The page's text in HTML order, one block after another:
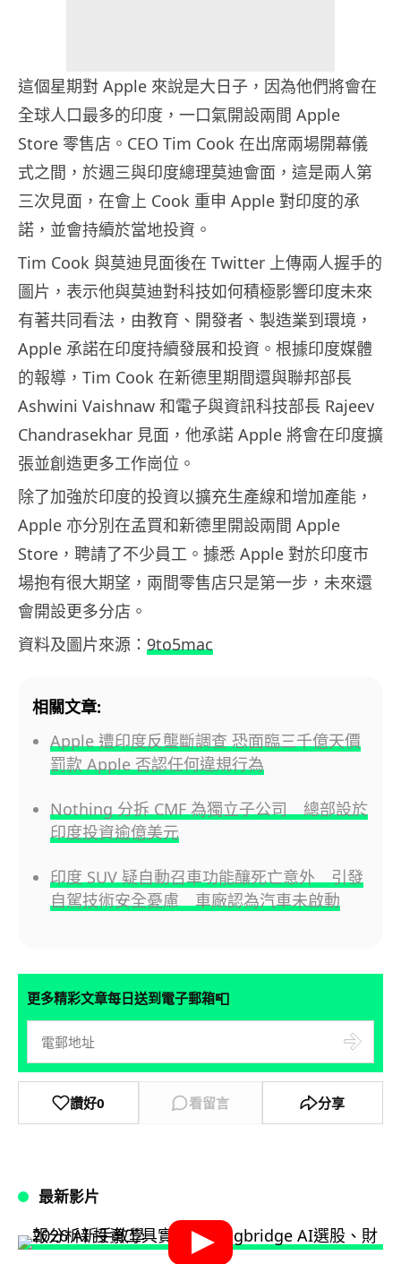
這個星期對 Apple 來說是大日子，因為他們將會在
全球人口最多的印度，一口氣開設兩間 Apple
Store 零售店。CEO Tim Cook 在出席兩場開幕儀
式之間，於週三與印度總理莫迪會面，這是兩人第
三次見面，在會上 Cook 重申 Apple 對印度的承
諾，並會持續於當地投資。
Tim Cook 與莫迪見面後在 Twitter 上傳兩人握手的
圖片，表示他與莫迪對科技如何積極影響印度未來
有著共同看法，由教育、開發者、製造業到環境，
Apple 承諾在印度持續發展和投資。根據印度媒體
的報導，Tim Cook 在新德里期間還與聯邦部長
Ashwini Vaishnaw 和電子與資訊科技部長 Rajeev
Chandrasekhar 見面，他承諾 Apple 將會在印度擴
張並創造更多工作崗位。
除了加強於印度的投資以擴充生產線和增加產能，
Apple 亦分別在孟買和新德里開設兩間 Apple
Store，聘請了不少員工。據悉 Apple 對於印度市
場抱有很大期望，兩間零售店只是第一步，未來還
會開設更多分店。
資料及圖片來源： 9to5mac
相關文章:
Apple 遭印度反壟斷調查 恐面臨三千億天價
罰款 Apple 否認任何違規行為
Nothing 分拆 CMF 為獨立子公司 總部設於
印度投資逾億美元
印度 SUV 疑自動召車功能釀死亡意外 引發
自駕技術安全憂慮 車廠認為汽車未啟動
更多精彩文章每日送到電子郵箱📮
讚好0 看留言 分享
最新影片